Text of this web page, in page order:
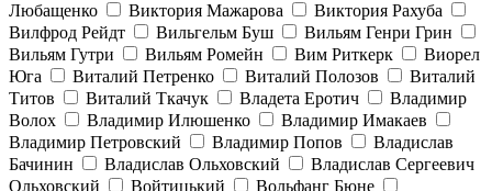
Любащенко
Виктория Мажарова
Виктория Рахуба
Вилфрод Рейдт
Вильгельм Буш
Вильям Генри Грин
Вильям Гутри
Вильям Ромейн Вим Риткерк
Виорел
Юга
Виталий Петренко Виталий Полозов
Виталий
Титов
Виталий Ткачук Владета Еротич
Владимир
Волох
Владимир Илюшенко
Владимир Имакаев
Владимир Петровский
Владимир Попов
Владислав
Бачинин
Владислав Ольховский
Владислав Сергеевич
Ольховский
Войтицький
Вольфанг Бюне